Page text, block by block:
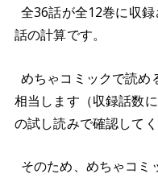
全36話が全12巻に収
話の計算です。
めちゃコミックで読め
相当します（収録話数
の試し読みで確認してく
そのため、めちゃコミ